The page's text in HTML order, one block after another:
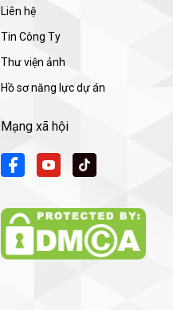
Liên hệ
Tin Công Ty
Thư viện ảnh
Hồ sơ năng lực dự án
Mạng xã hội